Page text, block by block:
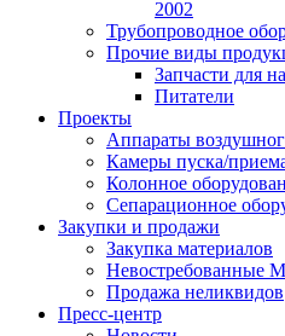
2002
Трубопроводное
Прочие виды
Запчасти для
Питатели
Проекты
Аппараты
Камеры пуска/
Колонное
Сепарационное
Закупки и продажи
Закупка материалов
Невостребованные
Продажа неликвидов
Пресс-центр